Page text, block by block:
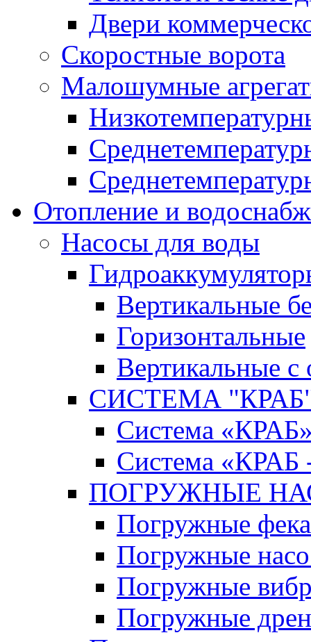
Двери
Скоростные ворота
Малошумные
Отопление и
Насосы для воды
Вертикальные
Горизонтальные
Вертикальные
СИСТЕМА
Система
Система «КРАБ
ПОГРУЖНЫЕ
Погружные
Погружные
Погружные
Погружные